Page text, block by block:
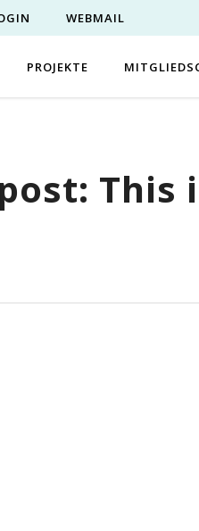
WEBMAIL
PROJEKTE
This